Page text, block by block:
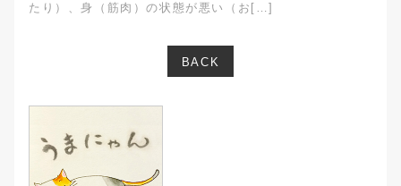
たり）、身（筋肉）の状態が悪い（お[…]
BACK